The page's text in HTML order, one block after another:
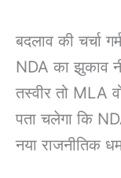
बदलाव की चर्चा
NDA का झुकाव
तस्वीर तो MLA
पता चलेगा कि
नया राजनीतिक